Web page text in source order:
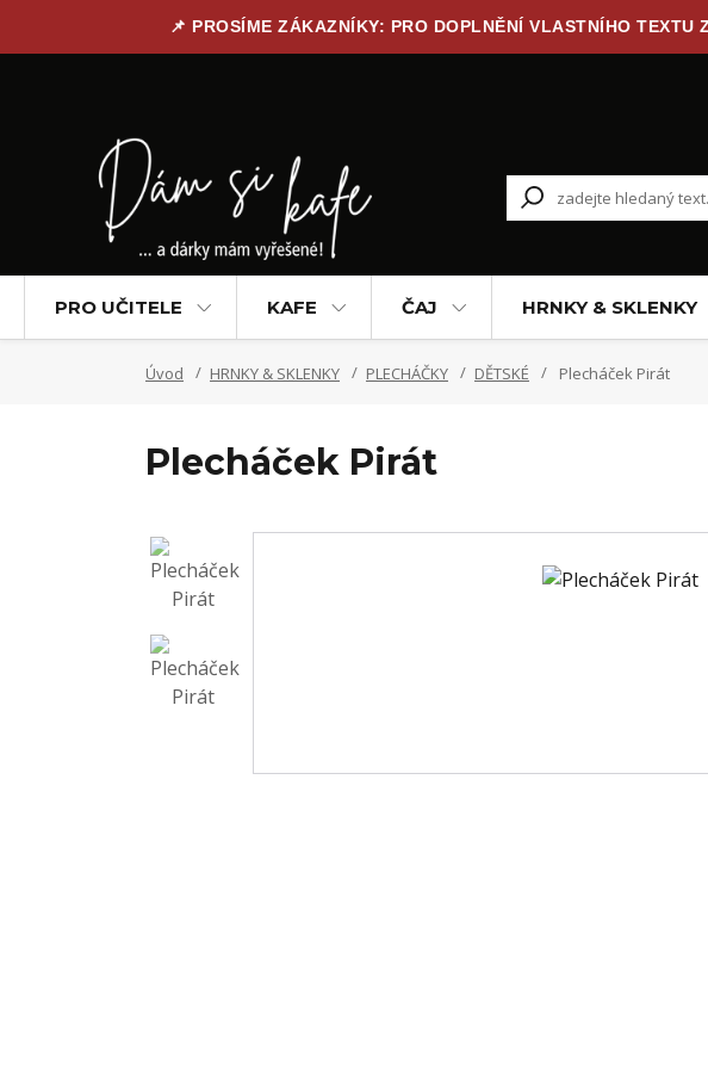
📌 PROSÍME ZÁKAZNÍKY: PRO DOPLNĚNÍ VLASTNÍHO TEXTU
PRO UČITELE KAFE ČAJ HRNKY & SKLENKY
Úvod HRNKY & SKLENKY PLECHÁČKY DĚTSKÉ Plecháček Pirát
Plecháček Pirát